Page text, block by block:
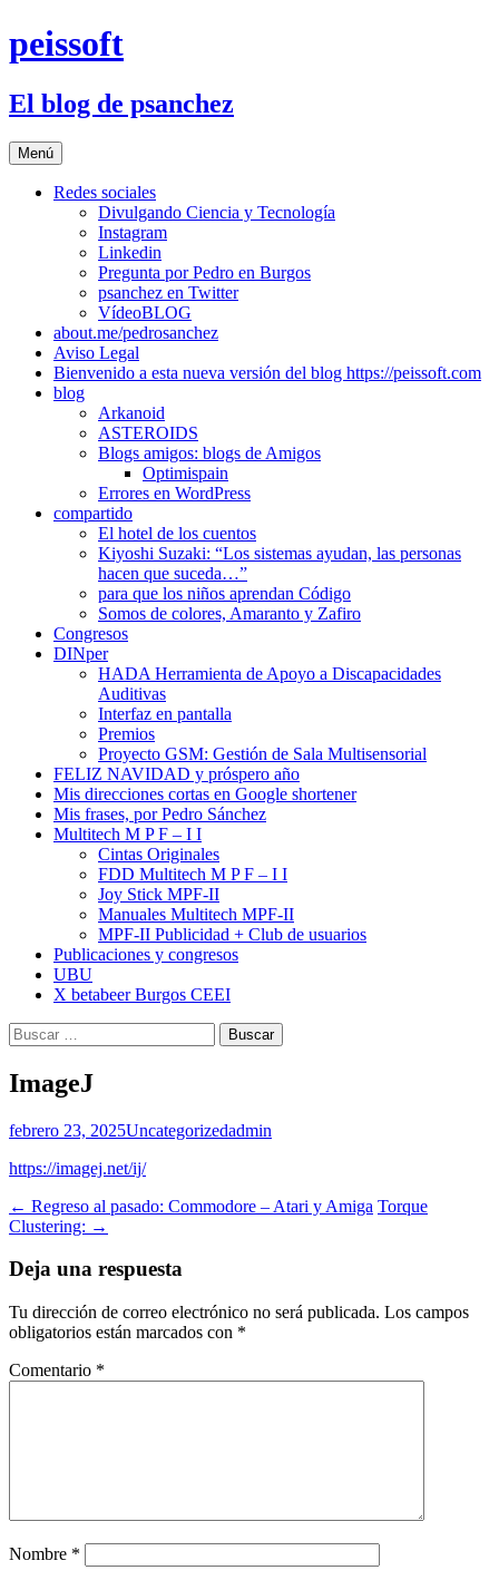
Saltar
al
peissoft
El blog de psanchez
Menú
Redes sociales
Divulgando Ciencia y Tecnología
Instagram
Linkedin
Pregunta por Pedro en Burgos
psanchez en Twitter
VídeoBLOG
about.me/pedrosanchez
Aviso Legal
Bienvenido a esta nueva versión del blog https://peissoft.com
blog
Arkanoid
ASTEROIDS
Blogs amigos: blogs de Amigos
Optimispain
Errores en WordPress
compartido
El hotel de los cuentos
Kiyoshi Suzaki: “Los sistemas ayudan, las personas
hacen que suceda…”
para que los niños aprendan Código
Somos de colores, Amaranto y Zafiro
Congresos
DINper
HADA Herramienta de Apoyo a Discapacidades
Auditivas
Interfaz en pantalla
Premios
Proyecto GSM: Gestión de Sala Multisensorial
FELIZ NAVIDAD y próspero año
Mis direcciones cortas en Google shortener
Mis frases, por Pedro Sánchez
Multitech M P F – I I
Cintas Originales
FDD Multitech M P F – I I
Joy Stick MPF-II
Manuales Multitech MPF-II
MPF-II Publicidad + Club de usuarios
Publicaciones y congresos
UBU
X betabeer Burgos CEEI
Buscar:
ImageJ
febrero 23, 2025Uncategorizedadmin
https://imagej.net/ij/
Navegación
de
entradas
← Regreso al pasado: Commodore – Atari y Amiga Torque
Clustering: →
Deja una respuesta
Tu dirección de correo electrónico no será publicada. Los campos
obligatorios están marcados con *
Comentario *
Nombre *